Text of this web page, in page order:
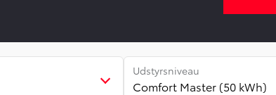
Udstyrsniveau
Comfort Master (50 kWh)